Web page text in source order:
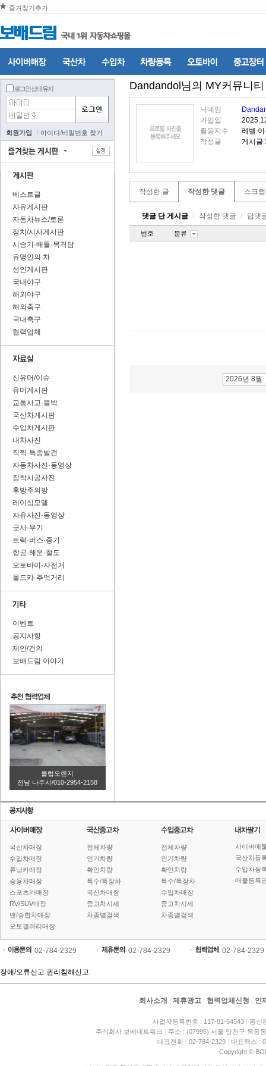
즐겨찾기추가
로그인 상태 유지
회원가입 아이디/비밀번호 찾기
베스트글
자유게시판
자동차뉴스/토론
정치/시사게시판
시승기·배틀·목격담
유명인의 차
성인게시판
국내야구
해외야구
해외축구
국내축구
협력업체
신유머/이슈
유머게시판
교통사고·블박
국산차게시판
수입차게시판
내차사진
직찍·특종발견
자동차사진·동영상
장착시공사진
후방주의방
레이싱모델
자유사진·동영상
군사·무기
트럭·버스·중기
항공·해운·철도
오토바이·자전거
올드카·추억거리
이벤트
공지사항
제안/건의
보배드림 이야기
클럽오렌지
전남 나주시/010-2954-2158
Dandandol 님의 MY커뮤니티
닉네임
가입일
활동지수
레벨
작성글
게시글
작성한 글 작성한 댓글 스크
댓글 단 게시글 작성한 댓글 답댓
번호 분류
2026년 8월
국산차매장
수입차매장
튜닝카매장
승용차매장
스포츠카매장
RV/SUV매장
밴/승합차매장
오토갤러리매장
전체차량
인기차량
확인차량
특수/특장차
국산차매장
중고차시세
차종별검색
전체차량
인기차량
확인차량
특수/특장차
수입차매장
중고차시세
차종별검색
사이버매
국산차등
수입차등
매물등록
02-784-2329 02-784-2329 02-784-2329
장애/오류신고 권리침해신고
회사소개 제휴광고 협력업체신청 인
사업자등록번호 : 117-81-64543 | 통신
주식회사 보배네트워크 | 주소 : (07995) 서울 양천구 목동
대표전화 : 02-784-2329 | 대표팩스 :
Copyright ©